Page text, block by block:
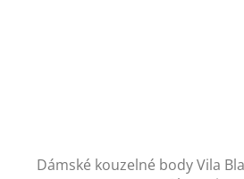
Dámské kouzelné body Vila